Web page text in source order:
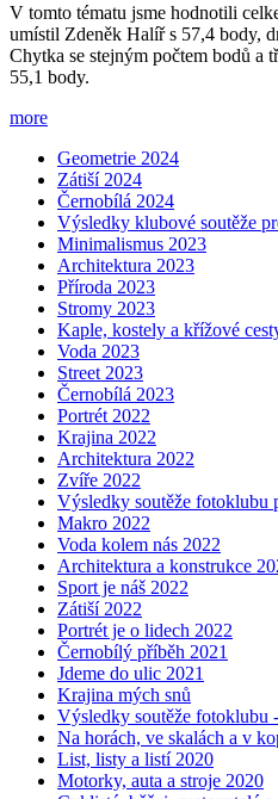
V tomto tématu jsme hodnotili
umístil Zdeněk Halíř s 57,4 body,
Chytka se stejným počtem bodů a
55,1 body.
more
Geometrie 2024
Zátiší 2024
Černobílá 2024
Výsledky klubové soutěže
Minimalismus 2023
Architektura 2023
Příroda 2023
Stromy 2023
Kaple, kostely a křížové
Voda 2023
Street 2023
Černobílá 2023
Portrét 2022
Krajina 2022
Architektura 2022
Zvíře 2022
Výsledky soutěže fotoklubu
Makro 2022
Voda kolem nás 2022
Architektura a konstrukce
Sport je náš 2022
Zátiší 2022
Portrét je o lidech 2022
Černobílý příběh 2021
Jdeme do ulic 2021
Krajina mých snů
Výsledky soutěže fotoklubu
Na horách, ve skalách a v
List, listy a listí 2020
Motorky, auta a stroje 2020